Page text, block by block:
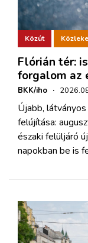
Közút
Flórián tér:
forgalom az
BKK/iho ·
Újabb,
felújítása:
északi felüljáró
napokban be is